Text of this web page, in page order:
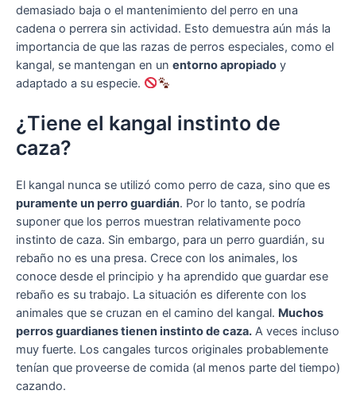
demasiado baja o el mantenimiento del perro en una
cadena o perrera sin actividad. Esto demuestra aún más la
importancia de que las razas de perros especiales, como el
kangal, se mantengan en un entorno apropiado y
adaptado a su especie.
¿Tiene el kangal instinto de
caza?
El kangal nunca se utilizó como perro de caza, sino que es
puramente un perro guardián. Por lo tanto, se podría
suponer que los perros muestran relativamente poco
instinto de caza. Sin embargo, para un perro guardián, su
rebaño no es una presa. Crece con los animales, los
conoce desde el principio y ha aprendido que guardar ese
rebaño es su trabajo. La situación es diferente con los
animales que se cruzan en el camino del kangal. Muchos
perros guardianes tienen instinto de caza. A veces incluso
muy fuerte. Los cangales turcos originales probablemente
tenían que proveerse de comida (al menos parte del tiempo)
cazando.